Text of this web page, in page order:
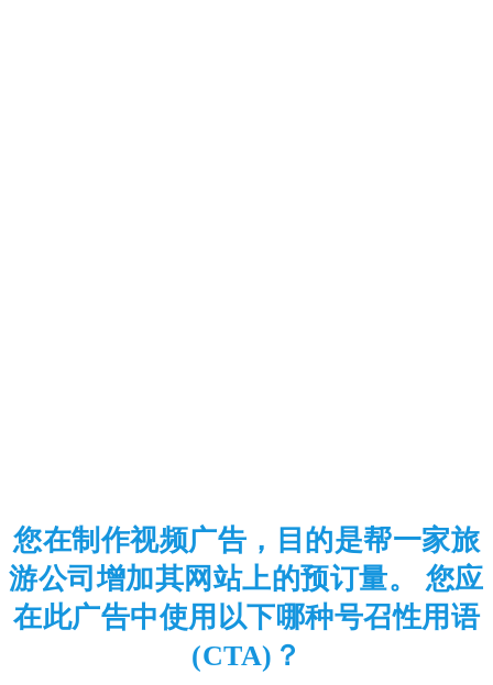
您在制作视频广告，目的是帮一家旅
游公司增加其网站上的预订量。 您应
在此广告中使用以下哪种号召性用语
(CTA)？